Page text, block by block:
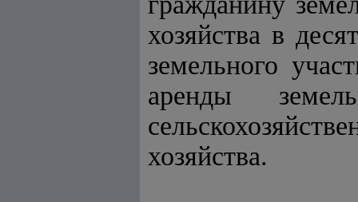
хозяйства в
земельного
аренды
хозяйства.